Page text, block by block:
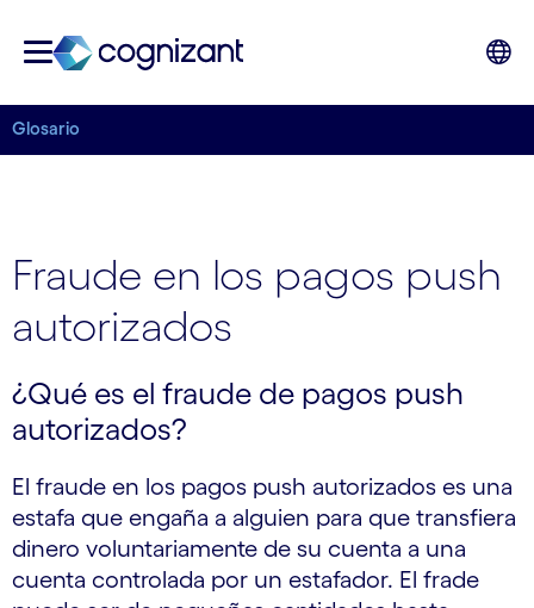
Glosario
Fraude en los pagos push
autorizados
¿Qué es el fraude de pagos push
autorizados?
El fraude en los pagos push autorizados es una
estafa que engaña a alguien para que transfiera
dinero voluntariamente de su cuenta a una
cuenta controlada por un estafador. El frade